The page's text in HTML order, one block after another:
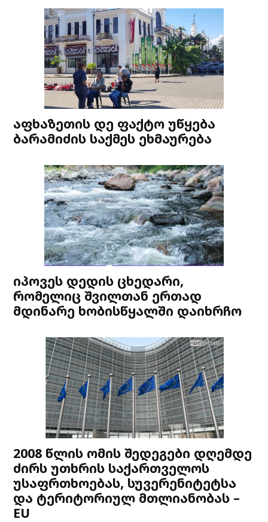
აფხაზეთის დე ფაქტო უწყება
ბარამიძის საქმეს ეხმაურება
იპოვეს დედის ცხედარი,
რომელიც შვილთან ერთად
მდინარე ხობისწყალში დაიხრჩო
2008 წლის ომის შედეგები დღემდე
ძირს უთხრის საქართველოს
უსაფრთხოებას, სუვერენიტეტსა
და ტერიტორიულ მთლიანობას –
EU